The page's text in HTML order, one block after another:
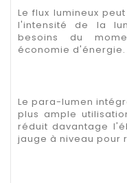
Le flux lumineux
l'intensité de la
besoins du
économie d'énergie.
Le para-lumen
plus ample
réduit davantage
jauge à niveau pour